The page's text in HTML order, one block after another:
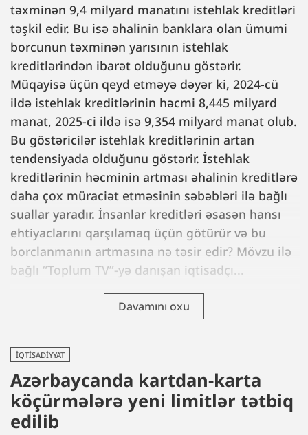
təxminən 9,4 milyard manatını istehlak kreditləri
təşkil edir. Bu isə əhalinin banklara olan ümumi
borcunun təxminən yarısının istehlak
kreditlərindən ibarət olduğunu göstərir.
Müqayisə üçün qeyd etməyə dəyər ki, 2024-cü
ildə istehlak kreditlərinin həcmi 8,445 milyard
manat, 2025-ci ildə isə 9,354 milyard manat olub.
Bu göstəricilər istehlak kreditlərinin artan
tendensiyada olduğunu göstərir. İstehlak
kreditlərinin həcminin artması əhalinin kreditlərə
daha çox müraciət etməsinin səbəbləri ilə bağlı
suallar yaradır. İnsanlar kreditləri əsasən hansı
ehtiyaclarını qarşılamaq üçün götürür və bu
borclanmanın artmasına nə təsir edir? Mövzu ilə
bağlı “Toplum TV”-yə danışan iqtisadçı...
Davamını oxu
İQTISADIYYAT
Azərbaycanda kartdan-karta
köçürmələrə yeni limitlər tətbiq
edilib